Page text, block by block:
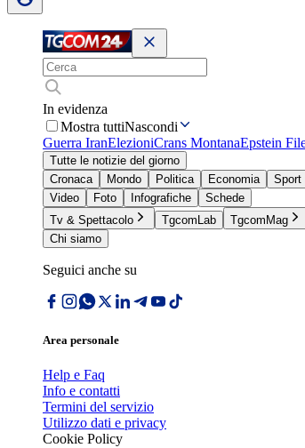
In evidenza
Mostra tuttiNascondi
Guerra IranElezioniCrans MontanaEpstein
Tutte le notizie del giorno
Cronaca
Mondo Politica Economia Sport
Video
Foto Infografiche
Schede
Tv & Spettacolo
TgcomLab TgcomMag
Chi siamo
Seguici anche su
Area personale
Help e Faq
Info e contatti
Termini del servizio
Utilizzo dati e privacy
Cookie Policy